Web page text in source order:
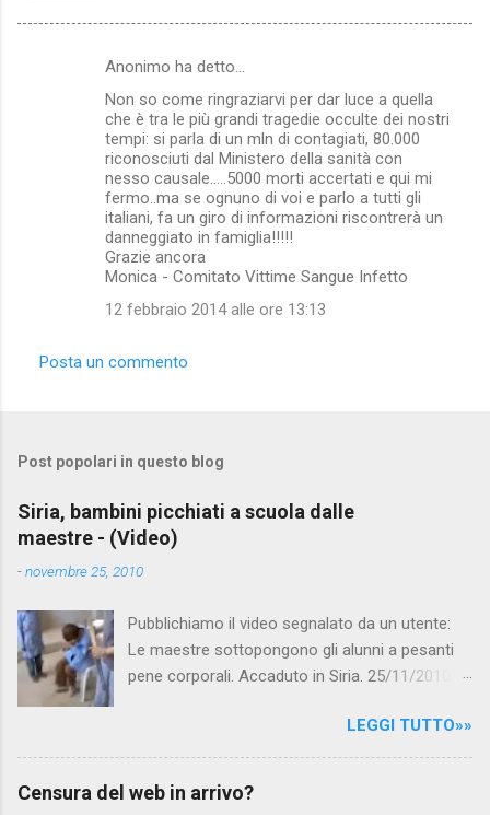
Anonimo ha detto…
Non so come ringraziarvi per dar luce a quella
che è tra le più grandi tragedie occulte dei nostri
tempi: si parla di un mln di contagiati, 80.000
riconosciuti dal Ministero della sanità con
nesso causale.....5000 morti accertati e qui mi
fermo..ma se ognuno di voi e parlo a tutti gli
italiani, fa un giro di informazioni riscontrerà un
danneggiato in famiglia!!!!!
Grazie ancora
Monica - Comitato Vittime Sangue Infetto
12 febbraio 2014 alle ore 13:13
Posta un commento
Post popolari in questo blog
Siria, bambini picchiati a scuola dalle
maestre - (Video)
-novembre 25, 2010
Pubblichiamo il video segnalato da un utente:
Le maestre sottopongono gli alunni a pesanti
pene corporali. Accaduto in Siria. 25/11/2010
Canale 5 "Forum" si è interessato al caso,
interpellando prontamente l'ambasciata siriana,
per fare luce sulla vicenda: è emerso che il
LEGGI TUTTO»»
Censura del web in arrivo?